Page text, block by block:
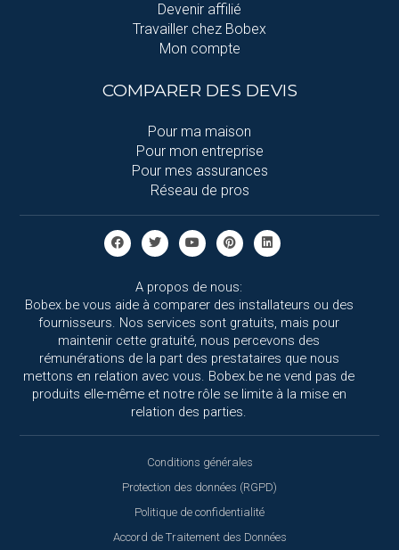
Devenir affilié
Travailler chez Bobex
Mon compte
COMPARER DES DEVIS
Pour ma maison
Pour mon entreprise
Pour mes assurances
Réseau de pros
A propos de nous:
Bobex.be vous aide à comparer des installateurs ou des
fournisseurs. Nos services sont gratuits, mais pour
maintenir cette gratuité, nous percevons des
rémunérations de la part des prestataires que nous
mettons en relation avec vous. Bobex.be ne vend pas de
produits elle-même et notre rôle se limite à la mise en
relation des parties.
Conditions générales
Protection des données (RGPD)
Politique de confidentialité
Accord de Traitement des Données